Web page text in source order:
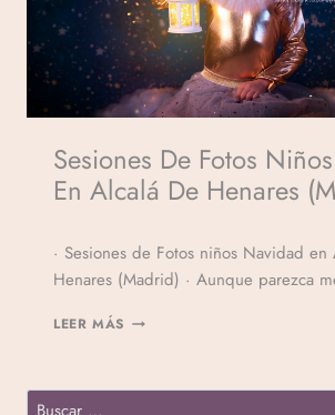
Sesiones De Fotos
En Alcalá De Henares
Veronicamulio
· Sesiones de Fotos niños Navidad en
Henares (Madrid) · Aunque parezca
LEER MÁS